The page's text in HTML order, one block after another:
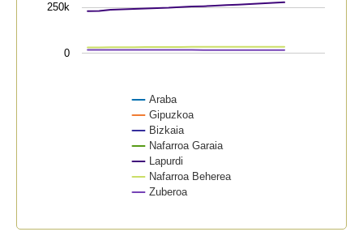
Araba
Gipuzkoa
Bizkaia
Nafarroa Garaia
Lapurdi
Nafarroa Beherea
Zuberoa
0
250k